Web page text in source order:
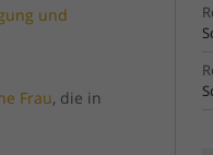
und
Frau, die in